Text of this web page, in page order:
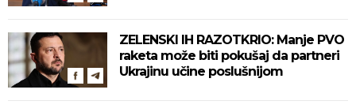
ZELENSKI IH RAZOTKRIO: Manje PVO
raketa može biti pokušaj da partneri
Ukrajinu učine poslušnijom